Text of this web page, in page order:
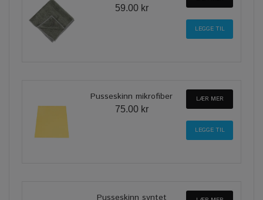
59.00 kr
Pusseskinn mikrofiber
75.00 kr
LÆR MER